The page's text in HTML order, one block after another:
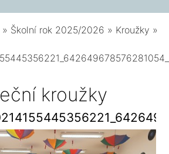
» Školní rok 2025/2026 » Kroužky »
kroužky